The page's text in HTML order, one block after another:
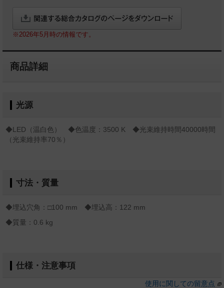
※2026年5月時の情報です。
商品詳細
光源
◆LED（温白色） ◆色温度：3500 K ◆光束維持時間40000時間
（光束維持率70％）
寸法・質量
◆埋込穴角：□100 mm ◆埋込高：122 mm
◆質量：0.6 kg
仕様・注意事項
使用に関しての留意点